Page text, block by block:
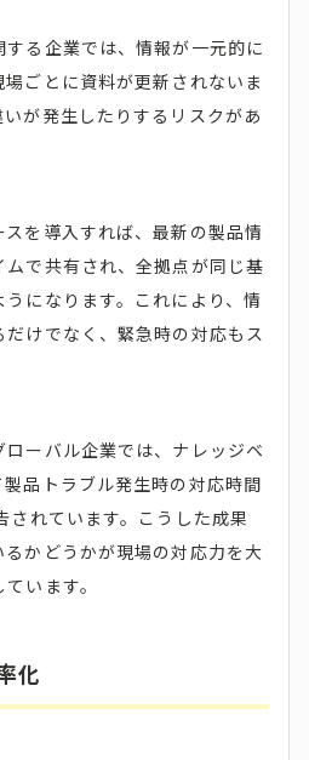
る企業では、情報が一元的に
ごとに資料が更新されないま
が発生したりするリスクがあ
を導入すれば、最新の製品情
で共有され、全拠点が同じ基
になります。これにより、情
けでなく、緊急時の対応もス
ーバル企業では、ナレッジベ
品トラブル発生時の対応時間
されています。こうした成果
かどうかが現場の対応力を大
います。
化